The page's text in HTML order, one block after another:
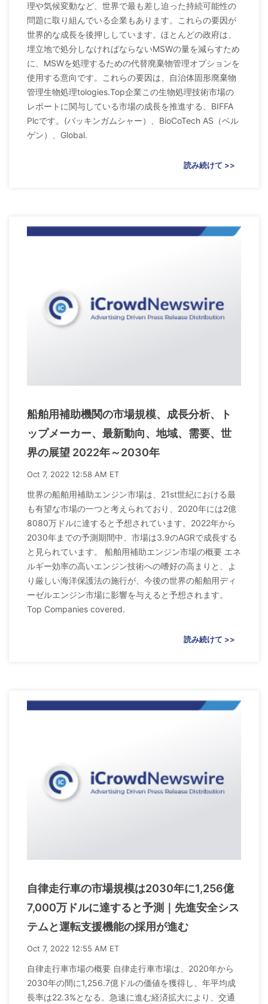
理や気候変動など、世界で最も差し迫った持続可能性の
問題に取り組んでいる企業もあります。これらの要因が
世界的な成長を後押ししています。ほとんどの政府は、
埋立地で処分しなければならないMSWの量を減らすため
に、MSWを処理するための代替廃棄物管理オプションを
使用する意向です。これらの要因は、自治体固形廃棄物
管理生物処理tologies.Top企業この生物処理技術市場の
レポートに関与している市場の成長を推進する、BIFFA
Plcです。(バッキンガムシャー）、BioCoTech AS（ベル
ゲン）、Global.
読み続けて >>
船舶用補助機関の市場規模、成長分析、ト
ップメーカー、最新動向、地域、需要、世
界の展望 2022年～2030年
Oct 7, 2022 12:58 AM ET
世界の船舶用補助エンジン市場は、21st世紀における最
も有望な市場の一つと考えられており、2020年には2億
8080万ドルに達すると予想されています。2022年から
2030年までの予測期間中、市場は3.9のAGRで成長する
と見られています。 船舶用補助エンジン市場の概要 エネ
ルギー効率の高いエンジン技術への嗜好の高まりと、よ
り厳しい海洋保護法の施行が、今後の世界の船舶用ディ
ーゼルエンジン市場に影響を与えると予想されます。
Top Companies covered.
読み続けて >>
自律走行車の市場規模は2030年に1,256億
7,000万ドルに達すると予測｜先進安全シス
テムと運転支援機能の採用が進む
Oct 7, 2022 12:55 AM ET
自律走行車市場の概要 自律走行車市場は、2020年から
2030年の間に1,256.7億ドルの価値を獲得し、年平均成
長率は22.3%となる。急速に進む経済拡大により、交通